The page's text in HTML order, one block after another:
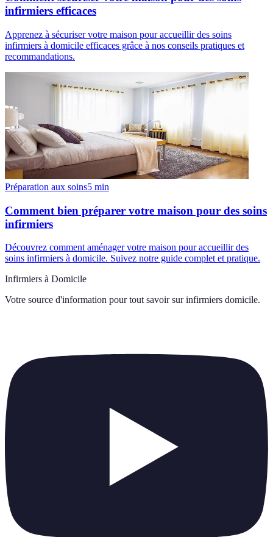
infirmiers efficaces
Apprenez à sécuriser votre maison pour accueillir des soins
infirmiers à domicile efficaces grâce à nos conseils pratiques et
recommandations.
Préparation aux soins5 min
Comment bien préparer votre maison pour des soins
infirmiers
Découvrez comment aménager votre maison pour accueillir des
soins infirmiers à domicile. Suivez notre guide complet et pratique.
Infirmiers à Domicile
Votre source d'information pour tout savoir sur infirmiers domicile.